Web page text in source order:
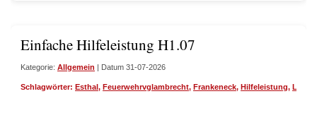
Einfache Hilfeleistung H1.07
Kategorie: Allgemein | Datum 31-07-2026
Schlagwörter: Esthal, Feuerwehrvglambrecht, Frankeneck, Hilfeleistung,